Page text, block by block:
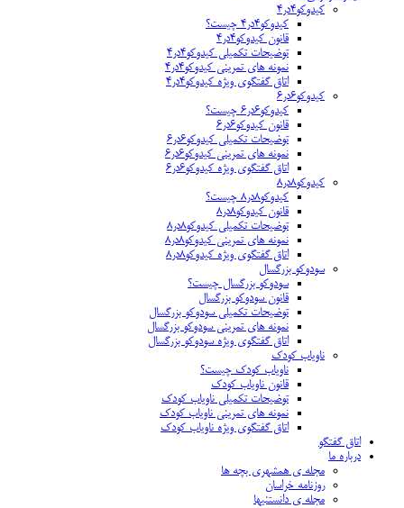
کیدوکو۴در۴
کیدوکو۴در۴ چیست؟
قانون کیدوکو۴در۴
توضیحات تکمیلی کیدوکو۴در۴
نمونه های تمرینی کیدوکو۴در۴
اتاق گفتگوی ویژه کیدوکو۴در۴
کیدوکو۶در۶
کیدوکو۶در۶ چیست؟
قانون کیدوکو۶در۶
توضیحات تکمیلی کیدوکو۶در۶
نمونه های تمرینی کیدوکو۶در۶
اتاق گفتگوی ویژه کیدوکو۶در۶
کیدوکو۸در۸
کیدوکو۸در۸ چیست؟
قانون کیدوکو۸در۸
توضیحات تکمیلی کیدوکو۸در۸
نمونه های تمرینی کیدوکو۸در۸
اتاق گفتگوی ویژه کیدوکو۸در۸
سودوکو بزرگسال
سودوکو بزرگسال چیست؟
قانون سودوکو بزرگسال
توضیحات تکمیلی سودوکو بزرگسال
نمونه های تمرینی سودوکو بزرگسال
اتاق گفتگوی ویژه سودوکو بزرگسال
ناویاب کودک
ناویاب کودک چیست؟
قانون ناویاب کودک
توضیحات تکمیلی ناویاب کودک
نمونه های تمرینی ناویاب کودک
اتاق گفتگوی ویژه ناویاب کودک
اتاق گفتگو
درباره ما
مجله ی همشهری بچه ها
روزنامه خراسان
مجله ی دانستنیها